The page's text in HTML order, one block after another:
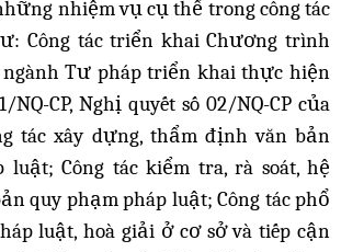
nhiệm vụ cụ thể trong công tác
Công tác triển khai Chương trình
Tư pháp triển khai thực hiện
NQ-CP, Nghị quyết số 02/NQ-CP của
tác xây dựng, thẩm định văn bản
luật; Công tác kiểm tra, rà soát, hệ
quy phạm pháp luật; Công tác phổ
luật, hoà giải ở cơ sở và tiếp cận